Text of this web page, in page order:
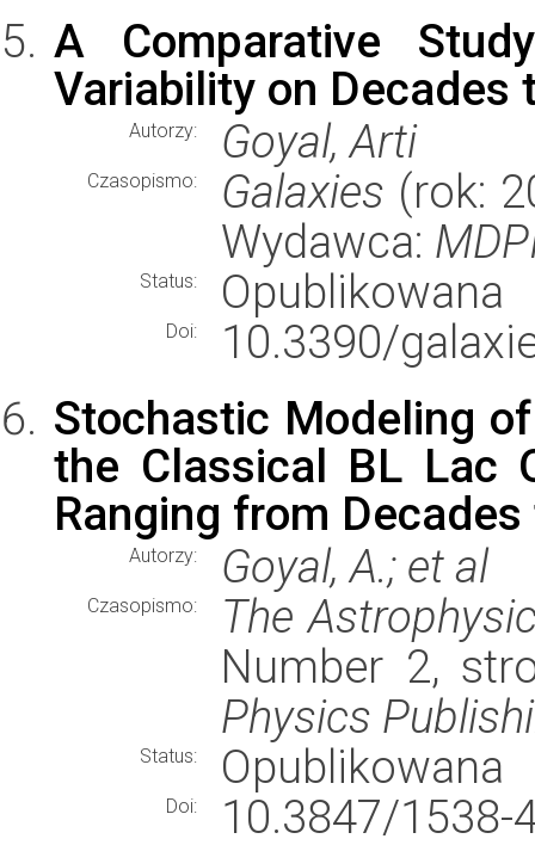
A Comparative
Variability on
Autorzy: Goyal, Arti
Czasopismo: Galaxies (rok:
Wydawca:
Status: Opublikowana
Doi:
10.3390/
Stochastic Modeling
the Classical BL Lac
Ranging from
Autorzy: Goyal, A.; et al
Czasopismo:
The
Number 2,
Physics
Status: Opublikowana
Doi:
10.3847/